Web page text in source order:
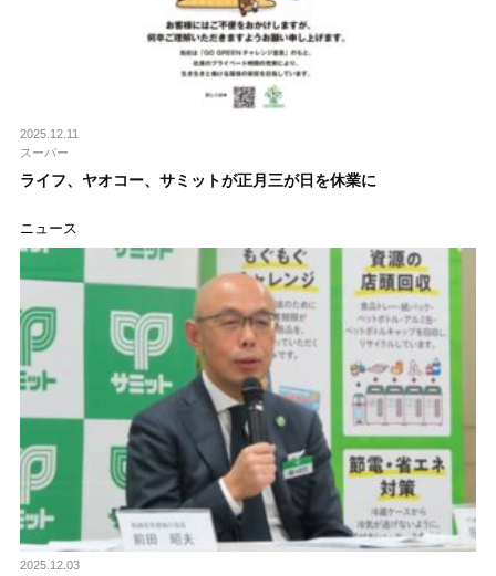
2025.12.11
スーパー
ライフ、ヤオコー、サミットが正月三が日を休業に
ニュース
2025.12.03